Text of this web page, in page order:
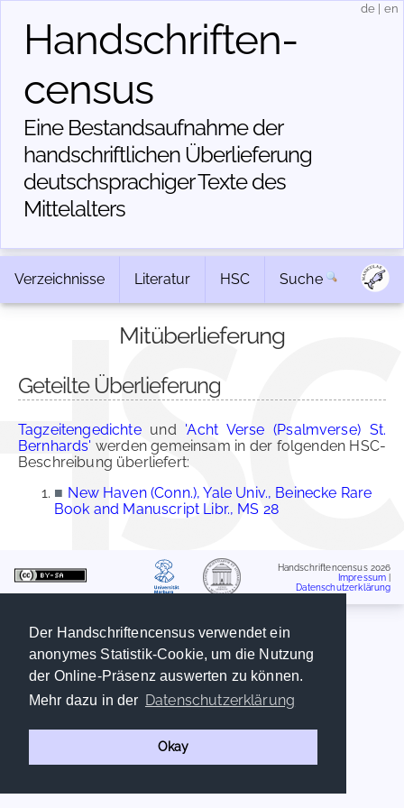
Der Handschriftencensus verwendet ein
anonymes Statistik-Cookie, um die Nutzung
der Online-Präsenz auswerten zu können.
Mehr dazu in der Datenschutzerklärung
Okay
Handschriften­
census
Eine Bestandsaufnahme der
handschriftlichen Über­lieferung
deutschsprachiger Texte des
Mittelalters
de en
Verzeichnisse Literatur HSC Suche
Mitüberlieferung
Geteilte Überlieferung
Tagzeitengedichteund 'Acht Verse (Psalmverse) St.
Bernhards' werden gemeinsam in der folgenden HSC-
Beschreibung überliefert:
■ New Haven (Conn.), Yale Univ., Beinecke Rare
Book and Manuscript Libr., MS 28
Handschriftencensus 2026
Impressum
Datenschutzerklärung